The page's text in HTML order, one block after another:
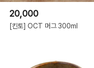
20,000
[킨토] OCT 머그 300ml